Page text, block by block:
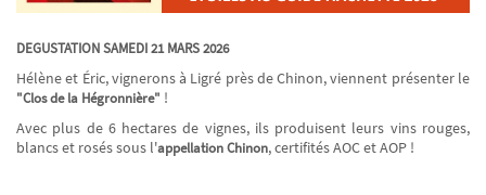
DEGUSTATION SAMEDI 21 MARS 2026
Hélène et Éric, vignerons à Ligré près de Chinon, viennent présenter le
"Clos de la Hégronnière" !
Avec plus de 6 hectares de vignes, ils produisent leurs vins rouges,
blancs et rosés sous l'appellation Chinon, certifités AOC et AOP !